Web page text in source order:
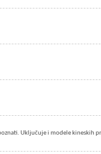
Uključuje i modele kineskih